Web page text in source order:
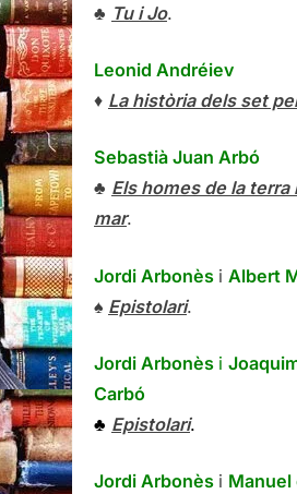
♣ Tu i Jo.
Leonid Andréiev
♦ La història dels set
Sebastià Juan Arbó
♣ Els homes de la terra
mar.
Jordi Arbonès i Albert
♠ Epistolari.
Jordi Arbonès i
Carbó
♣ Epistolari.
Jordi Arbonès i Manuel